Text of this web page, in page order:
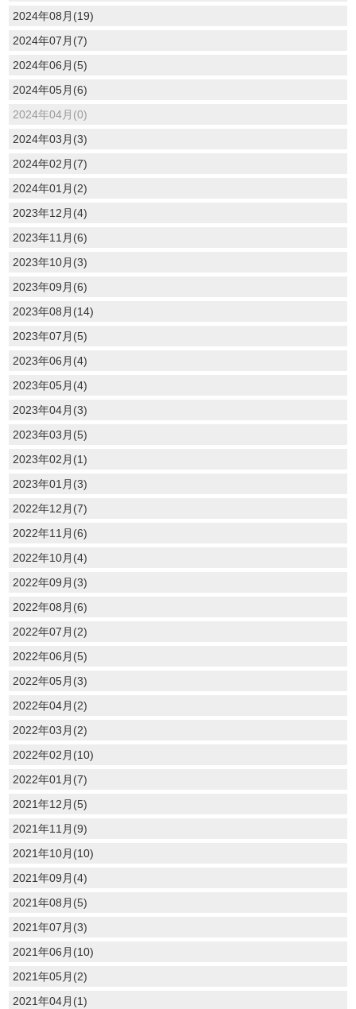
2024年08月(19)
2024年07月(7)
2024年06月(5)
2024年05月(6)
2024年04月(0)
2024年03月(3)
2024年02月(7)
2024年01月(2)
2023年12月(4)
2023年11月(6)
2023年10月(3)
2023年09月(6)
2023年08月(14)
2023年07月(5)
2023年06月(4)
2023年05月(4)
2023年04月(3)
2023年03月(5)
2023年02月(1)
2023年01月(3)
2022年12月(7)
2022年11月(6)
2022年10月(4)
2022年09月(3)
2022年08月(6)
2022年07月(2)
2022年06月(5)
2022年05月(3)
2022年04月(2)
2022年03月(2)
2022年02月(10)
2022年01月(7)
2021年12月(5)
2021年11月(9)
2021年10月(10)
2021年09月(4)
2021年08月(5)
2021年07月(3)
2021年06月(10)
2021年05月(2)
2021年04月(1)